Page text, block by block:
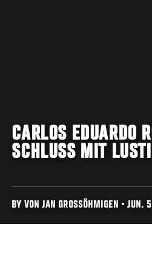
CARLOS EDUARDO
SCHLUSS MIT
BY VON JAN GROSSÖHMIGEN • JUN.